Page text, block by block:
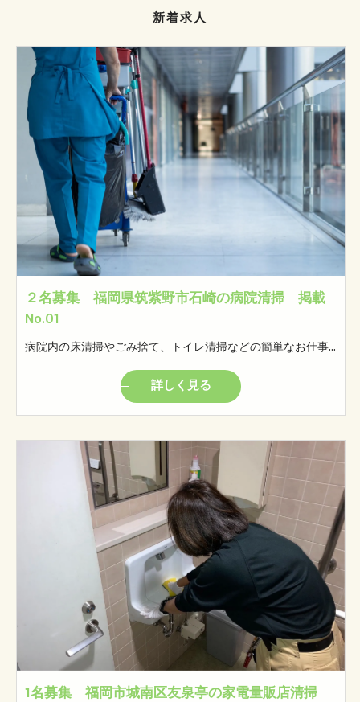
新着求人
２名募集 福岡県筑紫野市石崎の病院清掃 掲載
No.01
病院内の床清掃やごみ捨て、トイレ清掃などの簡単なお仕事です。 モクモクと自分のペースでやっていただけるお仕事です。 ※女性トイレの清掃があります。
詳しく見る
1名募集 福岡市城南区友泉亭の家電量販店清掃